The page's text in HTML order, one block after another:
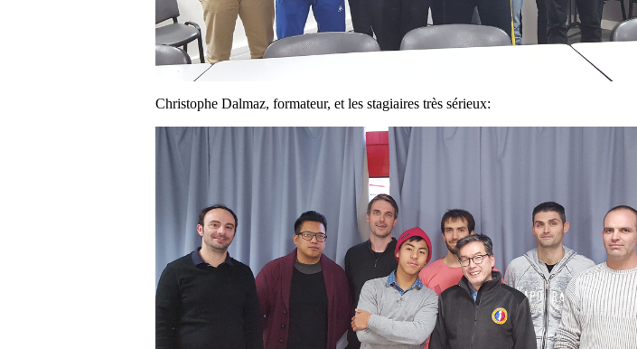
Christophe Dalmaz, formateur, et les stagiaires très sérieux: